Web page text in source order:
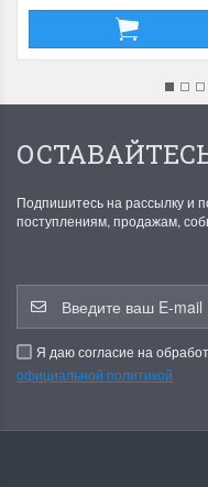
Подпишитесь на рассылку и
поступлениям, продажам,
Я даю согласие на
официальной политикой